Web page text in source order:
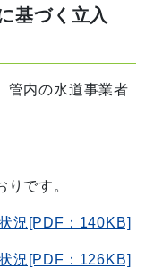
基づく立入
管内の水道事業者
です。
況[PDF：140KB]
況[PDF：126KB]